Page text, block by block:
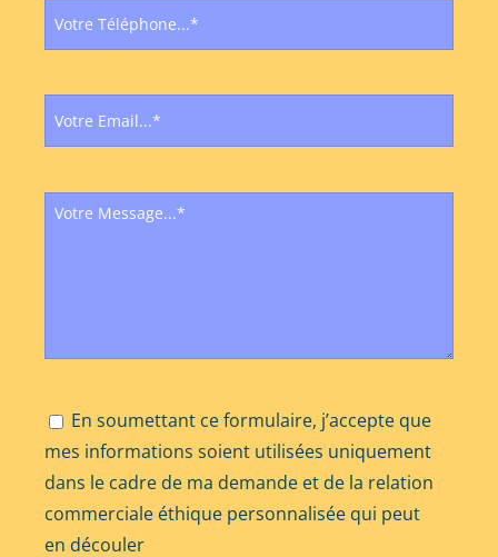
En soumettant ce formulaire, j’accepte que
mes informations soient utilisées uniquement
dans le cadre de ma demande et de la relation
commerciale éthique personnalisée qui peut
en découler